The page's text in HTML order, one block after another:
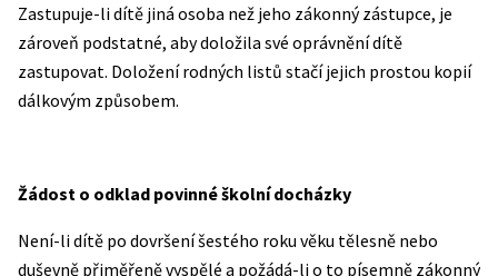
Zastupuje-li dítě jiná osoba než jeho zákonný zástupce, je
zároveň podstatné, aby doložila své oprávnění dítě
zastupovat. Doložení rodných listů stačí jejich prostou kopií
dálkovým způsobem.
Žádost o odklad povinné školní docházky
Není-li dítě po dovršení šestého roku věku tělesně nebo
duševně přiměřeně vyspělé a požádá-li o to písemně zákonný